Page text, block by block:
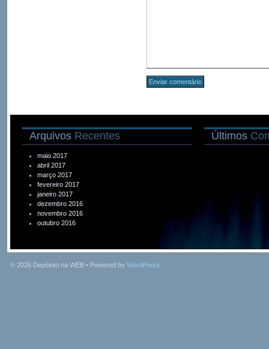
Arquivos Recentes
maio 2017
abril 2017
março 2017
fevereiro 2017
janeiro 2017
dezembro 2016
novembro 2016
outubro 2016
Últimos
© 2026 Depósito na WEB • Powered by WordPress